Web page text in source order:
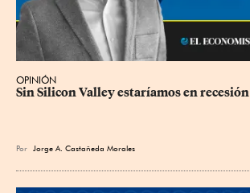
OPINIÓN
Sin Silicon Valley estaríamos en recesión
Por Jorge A. Castañeda Morales